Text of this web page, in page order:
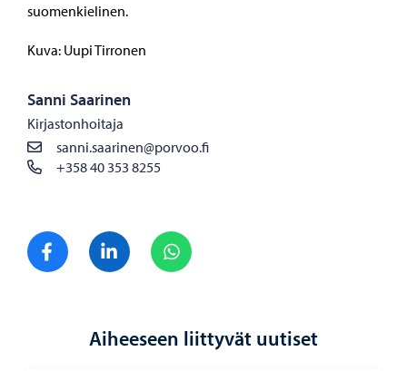
suomenkielinen.
Kuva: Uupi Tirronen
Sanni Saarinen
Kirjastonhoitaja
sanni.saarinen@porvoo.fi
+358 40 353 8255
Jaa FacebookJaa LinkedIn
Aiheeseen liittyvät uutiset